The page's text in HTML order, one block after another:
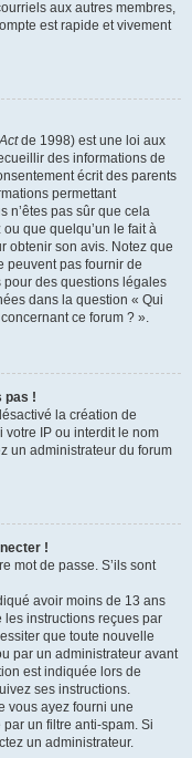
aux autres membres,
est rapide et vivement
de 1998) est une loi aux
des informations de
écrit des parents
permettant
n’êtes pas sûr que cela
que quelqu’un le fait à
obtenir son avis. Notez que
peuvent pas fournir de
des questions légales
dans la question « Qui
ce forum ? ».
pas !
la création de
IP ou interdit le nom
un administrateur du forum
!
mot de passe. S’ils sont
avoir moins de 13 ans
les instructions reçues par
que toute nouvelle
par un administrateur avant
est indiquée lors de
ses instructions.
vous ayez fourni une
un filtre anti-spam. Si
un administrateur.